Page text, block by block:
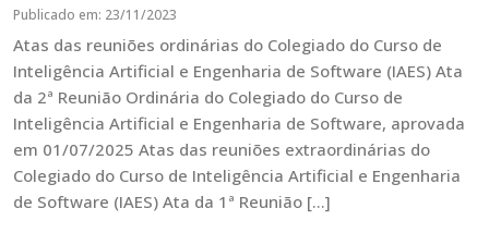
Publicado em: 23/11/2023
Atas das reuniões ordinárias do Colegiado do Curso de
Inteligência Artificial e Engenharia de Software (IAES) Ata
da 2ª Reunião Ordinária do Colegiado do Curso de
Inteligência Artificial e Engenharia de Software, aprovada
em 01/07/2025 Atas das reuniões extraordinárias do
Colegiado do Curso de Inteligência Artificial e Engenharia
de Software (IAES) Ata da 1ª Reunião […]